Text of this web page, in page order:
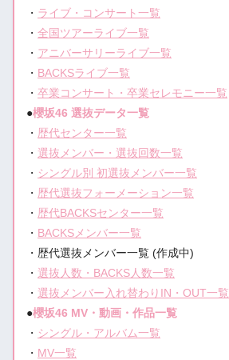
・ ライブ・コンサート一覧
・全国ツアーライブ一覧
・ アニバーサリーライブ一覧
・ BACKSライブ一覧
・卒業コンサート・卒業セレモニー一覧
●櫻坂46 選抜データ一覧
・ 歴代センター一覧
・ 選抜メンバー・選抜回数一覧
・ シングル別 初選抜メンバー一覧
・ 歴代選抜フォーメーション一覧
・ 歴代BACKSセンター一覧
・ BACKSメンバー一覧
・歴代選抜メンバー一覧 (作成中)
・ 選抜人数・BACKS人数一覧
・ 選抜メンバー入れ替わりIN・OUT一覧
●櫻坂46 MV・動画・作品一覧
・ シングル・アルバム一覧
・ MV一覧